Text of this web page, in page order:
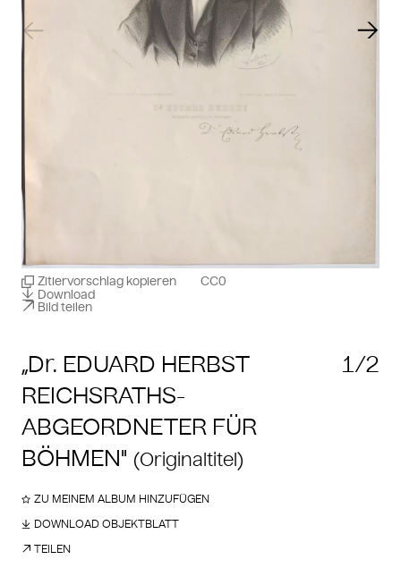
„Dr. EDUARD HERBST
REICHSRATHS-
ABGEORDNETER FÜR
BÖHMEN" (Originaltitel)
1/2
Zitiervorschlag kopieren
Download
Bild teilen
CC0
Vorheriger Slide
ZU MEINEM ALBUM HINZUFÜGEN
DOWNLOAD OBJEKTBLATT
TEILEN